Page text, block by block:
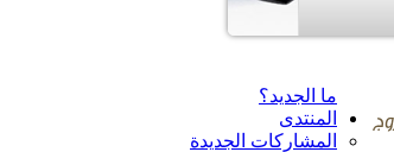
ما الجديد؟
المنتدى
المشاركات الجديدة